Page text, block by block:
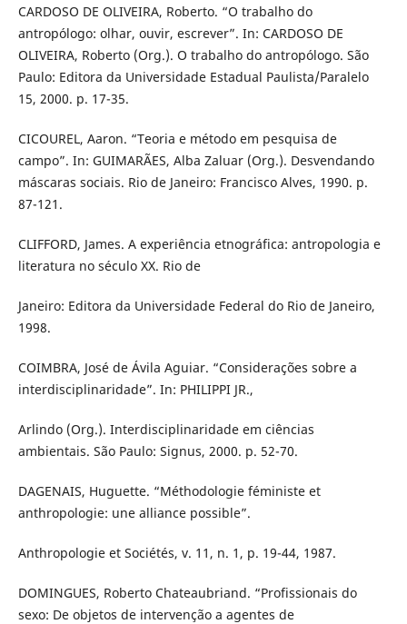
CARDOSO DE OLIVEIRA, Roberto. “O trabalho do
antropólogo: olhar, ouvir, escrever”. In: CARDOSO DE
OLIVEIRA, Roberto (Org.). O trabalho do antropólogo. São
Paulo: Editora da Universidade Estadual Paulista/Paralelo
15, 2000. p. 17-35.
CICOUREL, Aaron. “Teoria e método em pesquisa de
campo”. In: GUIMARÃES, Alba Zaluar (Org.). Desvendando
máscaras sociais. Rio de Janeiro: Francisco Alves, 1990. p.
87-121.
CLIFFORD, James. A experiência etnográfica: antropologia e
literatura no século XX. Rio de
Janeiro: Editora da Universidade Federal do Rio de Janeiro,
1998.
COIMBRA, José de Ávila Aguiar. “Considerações sobre a
interdisciplinaridade”. In: PHILIPPI JR.,
Arlindo (Org.). Interdisciplinaridade em ciências
ambientais. São Paulo: Signus, 2000. p. 52-70.
DAGENAIS, Huguette. “Méthodologie féministe et
anthropologie: une alliance possible”.
Anthropologie et Sociétés, v. 11, n. 1, p. 19-44, 1987.
DOMINGUES, Roberto Chateaubriand. “Profissionais do
sexo: De objetos de intervenção a agentes de